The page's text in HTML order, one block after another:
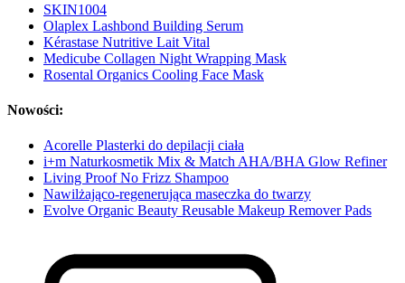
SKIN1004
Olaplex Lashbond Building Serum
Kérastase Nutritive Lait Vital
Medicube Collagen Night Wrapping Mask
Rosental Organics Cooling Face Mask
Nowości:
Acorelle Plasterki do depilacji ciała
i+m Naturkosmetik Mix & Match AHA/BHA Glow Refiner
Living Proof No Frizz Shampoo
Nawilżająco-regenerująca maseczka do twarzy
Evolve Organic Beauty Reusable Makeup Remover Pads